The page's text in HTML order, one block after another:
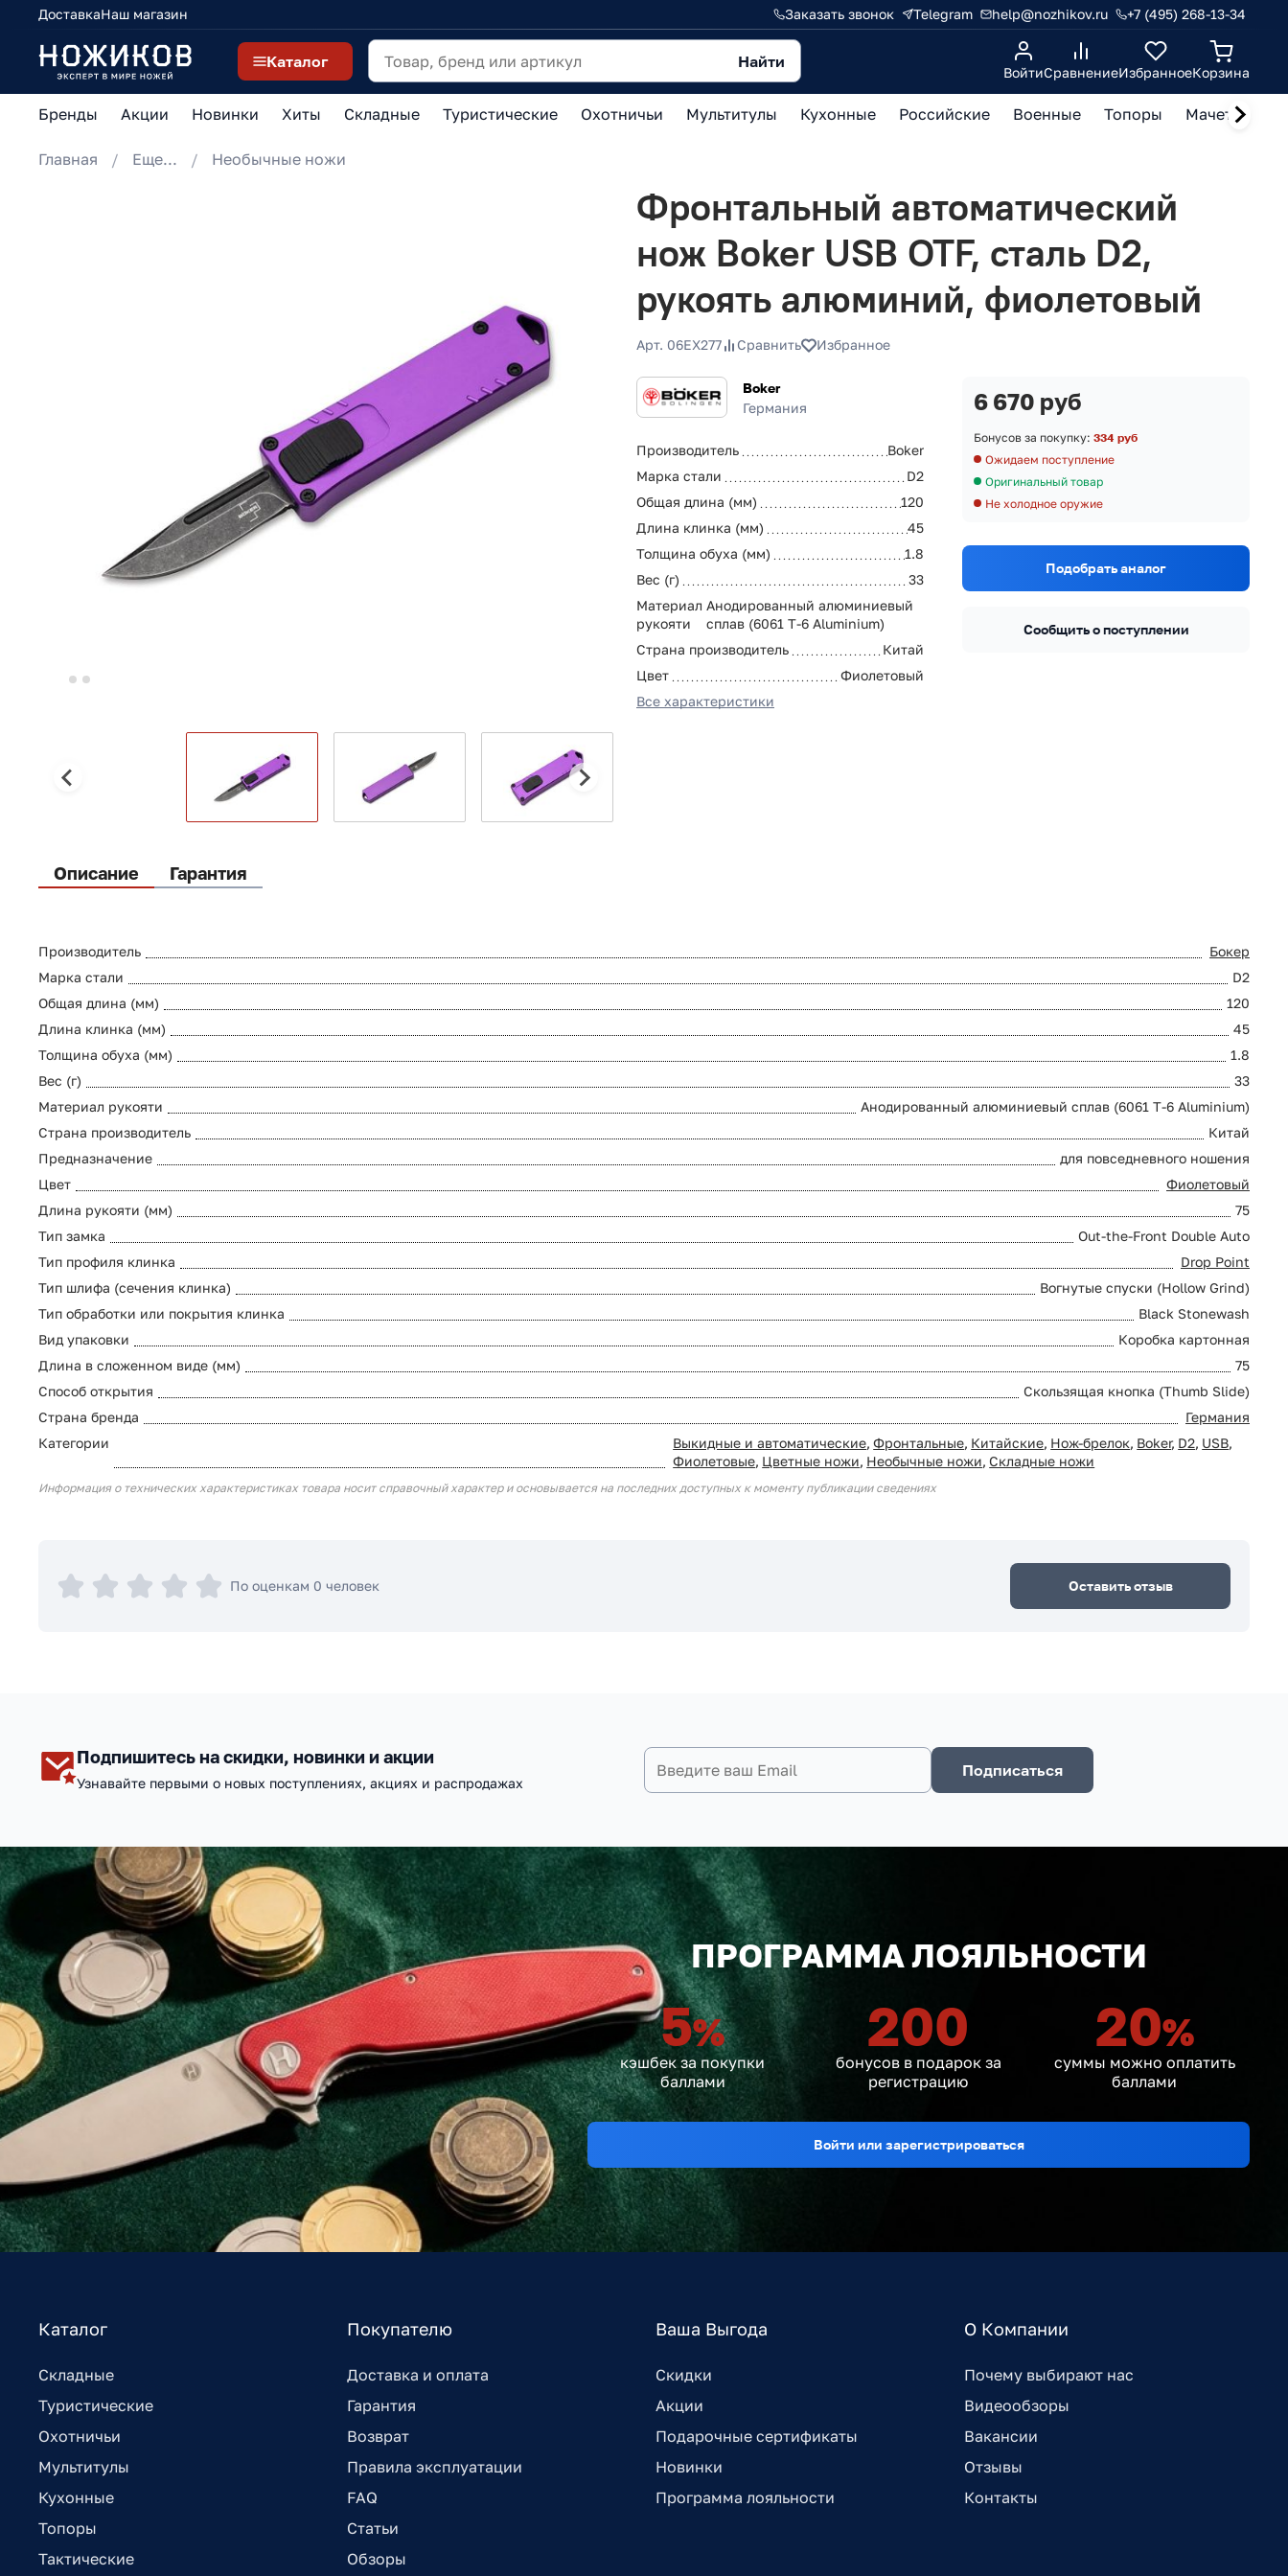
ДоставкаНаш магазин Заказать звонок Telegram help@nozhikov.ru +7 (495) 268-13-34
Каталог Найти
ВойтиСравнениеИзбранноеКорзина
Бренды Акции Новинки Хиты Складные Туристические Охотничьи Мультитулы Кухонные Российские Военные Топоры Мачете,
Главная Еще... Необычные ножи
Фронтальный автоматический
нож Boker USB OTF, сталь D2,
рукоять алюминий, фиолетовый
Арт. 06EX277 Сравнить Избранное
Boker
Германия
Производитель
Boker
Марка стали
D2
Общая длина (мм)
120
Длина клинка (мм)
45
Толщина обуха (мм)
1.8
Вес (г)
33
Материал
рукояти
Анодированный алюминиевый
сплав (6061 T-6 Aluminium)
Страна производитель
Китай
Цвет
Фиолетовый
Все характеристики
6 670 руб
Бонусов за покупку: 334 руб
Ожидаем поступление
Оригинальный товар
Не холодное оружие
Подобрать аналог
Сообщить о поступлении
Описание Гарантия
Производитель
Бокер
Марка стали
D2
Общая длина (мм)
120
Длина клинка (мм)
45
Толщина обуха (мм)
1.8
Вес (г)
33
Материал рукояти
Анодированный алюминиевый сплав (6061 T-6 Aluminium)
Страна производитель
Китай
Предназначение
для повседневного ношения
Цвет
Фиолетовый
Длина рукояти (мм)
75
Тип замка
Out-the-Front Double Auto
Тип профиля клинка
Drop Point
Тип шлифа (сечения клинка)
Вогнутые спуски (Hollow Grind)
Тип обработки или покрытия клинка
Black Stonewash
Вид упаковки
Коробка картонная
Длина в сложенном виде (мм)
75
Способ открытия
Скользящая кнопка (Thumb Slide)
Страна бренда
Германия
Категории
Выкидные и автоматические, Фронтальные, Китайские, Нож-брелок, Boker, D2, USB,
Фиолетовые, Цветные ножи, Необычные ножи, Складные ножи
Информация о технических характеристиках товара носит справочный характер и основывается на последних доступных к моменту публикации сведениях
По оценкам 0 человек Оставить отзыв
Подпишитесь на скидки, новинки и акции
Узнавайте первыми о новых поступлениях, акциях и распродажах
Подписаться
ПРОГРАММА ЛОЯЛЬНОСТИ
5%
кэшбек за покупки
баллами
200
бонусов в подарок за
регистрацию
20%
суммы можно оплатить
баллами
Войти или зарегистрироваться
Каталог
Складные
Туристические
Охотничьи
Мультитулы
Кухонные
Топоры
Тактические
Покупателю
Доставка и оплата
Гарантия
Возврат
Правила эксплуатации
FAQ
Статьи
Обзоры
Ваша Выгода
Скидки
Акции
Подарочные сертификаты
Новинки
Программа лояльности
О Компании
Почему выбирают нас
Видеообзоры
Вакансии
Отзывы
Контакты